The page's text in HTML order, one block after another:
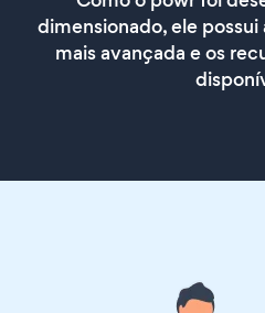
dimensionado, ele
mais avançada e os